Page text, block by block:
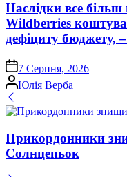
Наслідки все більш
Wildberries
дефіциту бюджету,
on 7 Серпня, 2026
Опубліковано
Юлія Верба
Прикордонники
Солнцепьок